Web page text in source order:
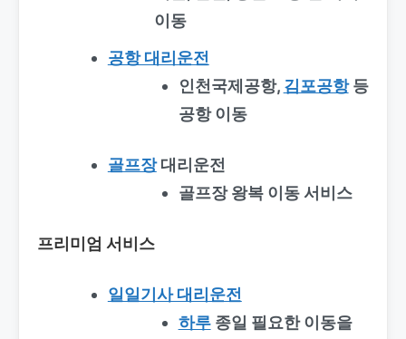
이동
공항 대리운전
인천국제공항, 김포공항등
공항 이동
골프장대리운전
골프장 왕복 이동 서비스
프리미엄 서비스
일일기사 대리운전
하루종일 필요한 이동을